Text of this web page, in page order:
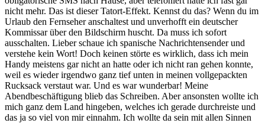
nicht mehr. Das ist dieser Tatort-Effekt. Kennst du das? Wenn du im
Urlaub den Fernseher anschaltest und unverhofft ein deutscher
Kommissar über den Bildschirm huscht. Da muss ich sofort
ausschalten. Lieber schaue ich spanische Nachrichtensender und
verstehe kein Wort! Doch keinen störte es wirklich, dass ich mein
Handy meistens gar nicht an hatte oder ich nicht ran gehen konnte,
weil es wieder irgendwo ganz tief unten in meinen vollgepackten
Rucksack verstaut war. Und es war wunderbar! Meine
Abendbeschäftigung blieb das Schreiben. Aber ansonsten wollte ich
mich ganz dem Land hingeben, welches ich gerade durchreiste und
das ja so viel von mir einnahm. Ich wollte da sein mit allen Sinnen